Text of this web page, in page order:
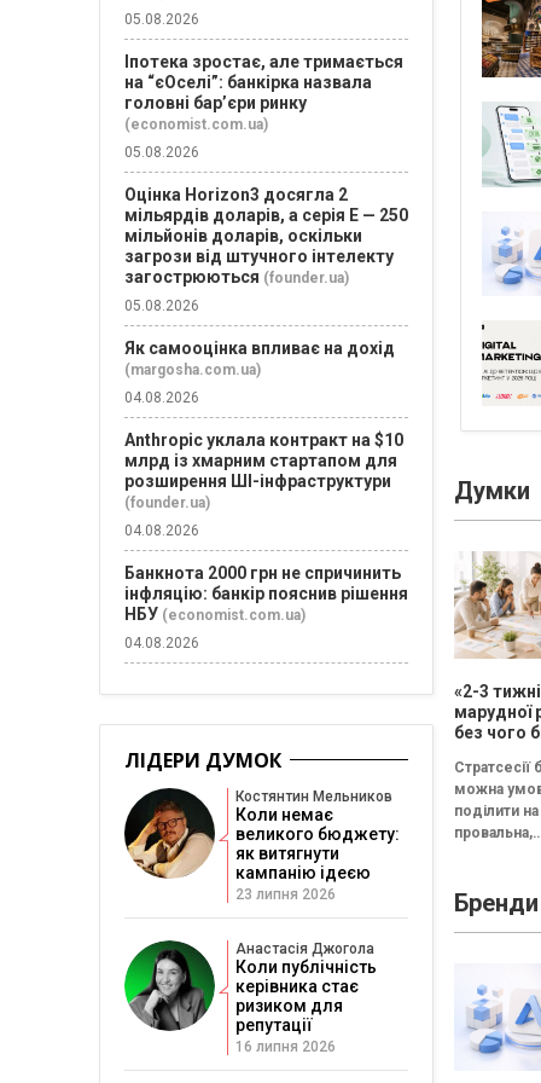
Думки
«2-3 тижні
марудної
без чого
Стратсесії
можна
поділити
провальна,
Провальна
«рефлексія
Бренди
05.08.2026
Іпотека зростає, але тримається
на “єОселі”: банкірка назвала
головні бар’єри ринку
(economist.com.ua)
05.08.2026
Оцінка Horizon3 досягла 2
мільярдів доларів, а серія E — 250
мільйонів доларів, оскільки
загрози від штучного інтелекту
загострюються (founder.ua)
05.08.2026
Як самооцінка впливає на дохід
(margosha.com.ua)
04.08.2026
Anthropic уклала контракт на $10
млрд із хмарним стартапом для
розширення ШІ-інфраструктури
(founder.ua)
04.08.2026
Банкнота 2000 грн не спричинить
інфляцію: банкір пояснив рішення
НБУ (economist.com.ua)
04.08.2026
ЛІДЕРИ ДУМОК
Костянтин Мельников
Коли немає
великого бюджету:
як витягнути
кампанію ідеєю
23 липня 2026
Анастасія Джогола
Коли публічність
керівника стає
ризиком для
репутації
16 липня 2026